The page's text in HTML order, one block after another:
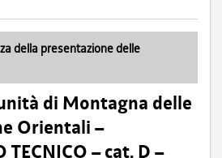
della presentazione delle
di Montagna delle
Orientali –
TECNICO – cat. D –